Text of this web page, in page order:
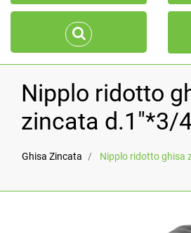
Nipplo ridotto
zincata d.1"*3/
Ghisa Zincata Nipplo ridotto ghisa